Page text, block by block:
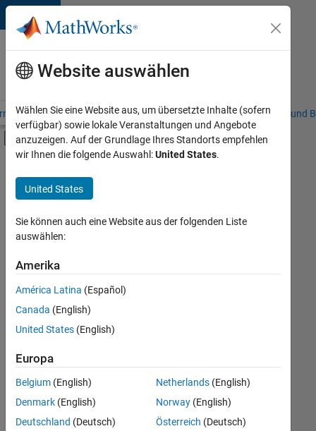
Weiter zum Inhalt
Karriere
bei
MathWorks
– Übersicht Stellensuche Niederlassungen Studierende und
Umschaltung für Off-Canvas-
Hauptinhalt
Programm für Berufseinsteiger (EDG)
Advanced Support
Business Applications and Tools
Globalisierung
Infrastructure and Architecture
Software Process Engineering
Technical Writing
User Experience
+8
Derzeit
es
keine
offenen
Stellen,
Ihren
Suchkriterien
entsprechen.
können
Website auswählen
Wählen Sie eine Website aus, um übersetzte Inhalte (sofern
verfügbar) sowie lokale Veranstaltungen und Angebote
anzuzeigen. Auf der Grundlage Ihres Standorts empfehlen
wir Ihnen die folgende Auswahl:United States.
United States
Sie können auch eine Website aus der folgenden Liste
auswählen:
Amerika
América Latina (Español)
Canada (English)
United States (English)
Europa
Belgium (English)
Denmark (English)
Deutschland (Deutsch)
Netherlands(English)
Norway(English)
Österreich (Deutsch)